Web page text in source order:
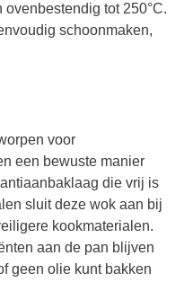
tot 250°C.
schoonmaken,
voor
een bewuste manier
die vrij is
sluit deze wok aan bij
kookmaterialen.
aan de pan blijven
geen olie kunt bakken